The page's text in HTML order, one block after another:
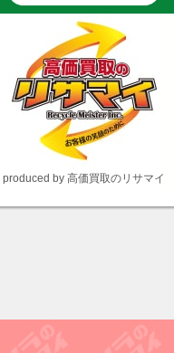
produced by 高価買取のリサマイ